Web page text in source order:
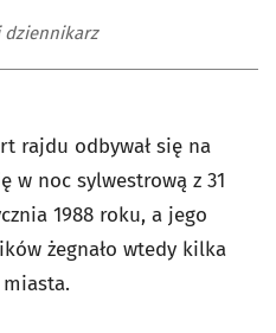
dziennikarz
rajdu odbywał się na
w noc sylwestrową z 31
1988 roku, a jego
żegnało wtedy kilka